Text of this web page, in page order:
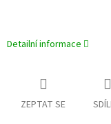
Detailní informace
ZEPTAT SE